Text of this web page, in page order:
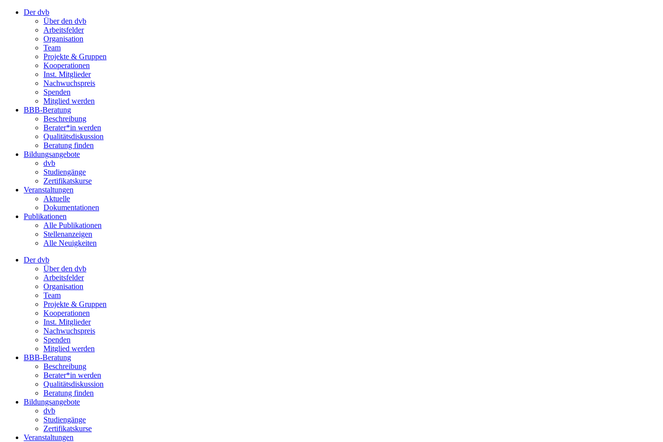
Der dvb
Über den dvb
Arbeitsfelder
Organisation
Team
Projekte & Gruppen
Kooperationen
Inst. Mitglieder
Nachwuchspreis
Spenden
Mitglied werden
BBB-Beratung
Beschreibung
Berater*in werden
Qualitätsdiskussion
Beratung finden
Bildungsangebote
dvb
Studiengänge
Zertifikatskurse
Veranstaltungen
Aktuelle
Dokumentationen
Publikationen
Alle Publikationen
Stellenanzeigen
Alle Neuigkeiten
Der dvb
Über den dvb
Arbeitsfelder
Organisation
Team
Projekte & Gruppen
Kooperationen
Inst. Mitglieder
Nachwuchspreis
Spenden
Mitglied werden
BBB-Beratung
Beschreibung
Berater*in werden
Qualitätsdiskussion
Beratung finden
Bildungsangebote
dvb
Studiengänge
Zertifikatskurse
Veranstaltungen